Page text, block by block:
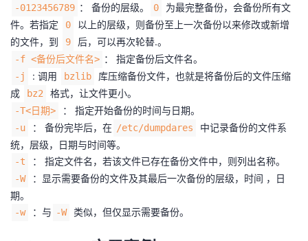
的
我
证
实
验
的
收
藏
术
支
持
云
声
建
议
-0123456789 ： 备份的层级。 0
为最完整备份，会备份所有文
件。若指定
0
以上的层级，则备份至上一次备份以来修改或新增
的文件，到
9 后，可以再次轮替.。
-f <备份后文件名> ： 指定备份后文件名。
-j : 调用 bzlib
库压缩备份文件，也就是将备份后的文件压缩
成
bz2 格式，让文件更小。
-T<日期> ： 指定开始备份的时间与日期。
-u ： 备份完毕后，在 /etc/dumpdares
中记录备份的文件系
统，层级，日期与时间等。
-t ： 指定文件名，若该文件已存在备份文件中，则列出名称。
-W
：显示需要备份的文件及其最后一次备份的层级，时间 ，日
期。
-w ：与 -W 类似，但仅显示需要备份。